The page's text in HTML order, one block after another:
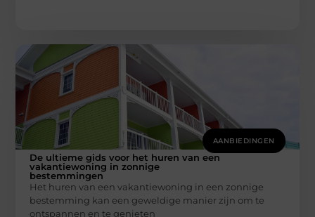
AANBIEDINGEN
De ultieme gids voor het huren van een
vakantiewoning in zonnige
bestemmingen
Het huren van een vakantiewoning in een zonnige
bestemming kan een geweldige manier zijn om te
ontspannen en te genieten